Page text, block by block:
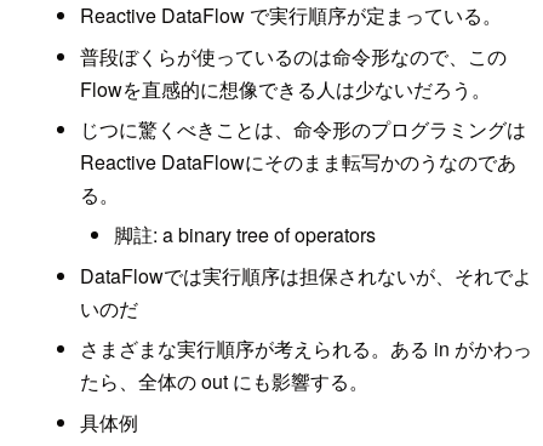
Reactive DataFlow で実行順序が定まっている。
普段ぼくらが使っているのは命令形なので、この
Flowを直感的に想像できる人は少ないだろう。
じつに驚くべきことは、命令形のプログラミングは
Reactive DataFlowにそのまま転写かのうなのであ
る。
脚註: a binary tree of operators
DataFlowでは実行順序は担保されないが、それでよ
いのだ
さまざまな実行順序が考えられる。ある in がかわっ
たら、全体の out にも影響する。
具体例